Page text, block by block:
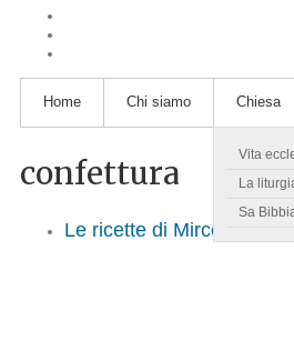
Home Chi siamo Chiesa
Vita
La
Sa
confettura
Le ricette di Mirco. La